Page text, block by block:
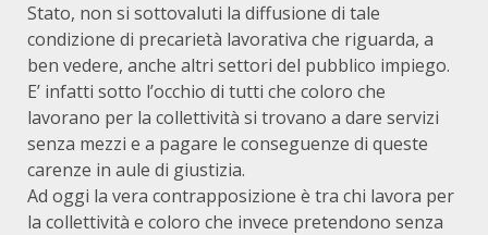
Stato, non si sottovaluti la diffusione di tale
condizione di precarietà lavorativa che riguarda, a
ben vedere, anche altri settori del pubblico impiego.
E’ infatti sotto l’occhio di tutti che coloro che
lavorano per la collettività si trovano a dare servizi
senza mezzi e a pagare le conseguenze di queste
carenze in aule di giustizia.
Ad oggi la vera contrapposizione è tra chi lavora per
la collettività e coloro che invece pretendono senza